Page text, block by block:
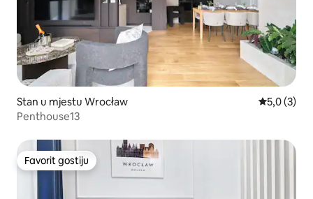
Stan u mjestu Wrocław prosječna
5,0 (3)
Penthouse13
Favorit gostiju
Favorit gostiju